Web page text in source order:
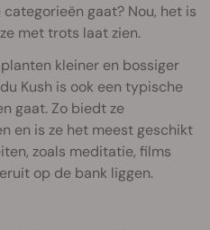
gaat? Nou, het is
met trots laat zien.
kleiner en bossiger
Kush is ook een typische
gaat. Zo biedt ze
en is ze het meest geschikt
zoals meditatie, films
op de bank liggen.